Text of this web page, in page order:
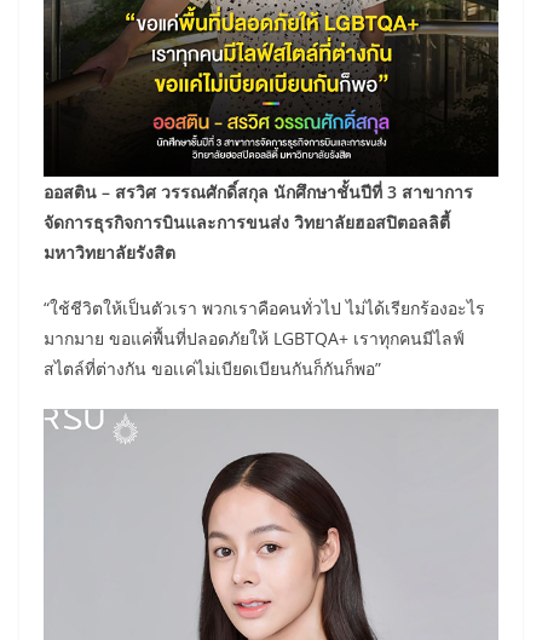
ออสติน – สรวิศ วรรณศักดิ์สกุล นักศึกษาชั้นปีที่ 3 สาขาการ
จัดการธุรกิจการบินและการขนส่ง วิทยาลัยฮอสปิตอลลิตี้
มหาวิทยาลัยรังสิต
“ใช้ชีวิตให้เป็นตัวเรา พวกเราคือคนทั่วไป ไม่ได้เรียกร้องอะไร
มากมาย ขอแค่พื้นที่ปลอดภัยให้ LGBTQA+ เราทุกคนมีไลฟ์
สไตล์ที่ต่างกัน ขอเเค่ไม่เบียดเบียนกันก็กันก็พอ”